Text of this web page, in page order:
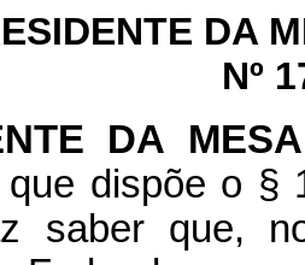
DA
Nº
DA
dispõe o §
saber que,